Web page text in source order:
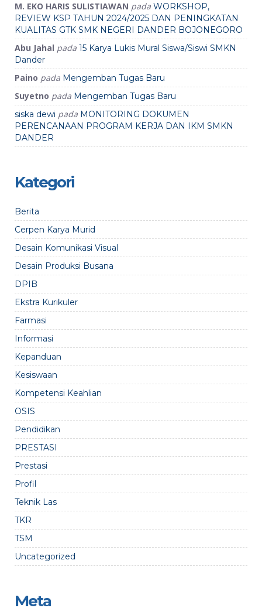
M. EKO HARIS SULISTIAWAN pada WORKSHOP,
REVIEW KSP TAHUN 2024/2025 DAN PENINGKATAN
KUALITAS GTK SMK NEGERI DANDER BOJONEGORO
Abu Jahal pada 15 Karya Lukis Mural Siswa/Siswi SMKN
Dander
Paino pada Mengemban Tugas Baru
Suyetno pada Mengemban Tugas Baru
siska dewi pada MONITORING DOKUMEN
PERENCANAAN PROGRAM KERJA DAN IKM SMKN
DANDER
Kategori
Berita
Cerpen Karya Murid
Desain Komunikasi Visual
Desain Produksi Busana
DPIB
Ekstra Kurikuler
Farmasi
Informasi
Kepanduan
Kesiswaan
Kompetensi Keahlian
OSIS
Pendidikan
PRESTASI
Prestasi
Profil
Teknik Las
TKR
TSM
Uncategorized
Meta